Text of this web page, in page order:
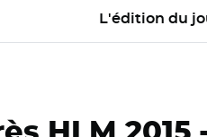
L'édition du